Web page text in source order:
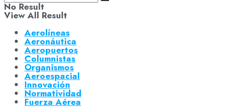
No Result
View All Result
Aerolíneas
Aeronáutica
Aeropuertos
Columnistas
Organismos
Aeroespacial
Innovación
Normatividad
Fuerza Aérea